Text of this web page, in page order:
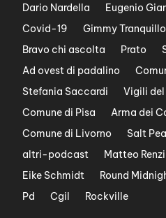
Dario Nardella
Eugenio
Covid-19
Gimmy Tranquillo
Bravo chi ascolta
Prato
Ad ovest di padalino
Stefania Saccardi
Vigili
Comune di Pisa
Arma dei
Comune di Livorno
Salt
altri-podcast
Matteo Renzi
Eike Schmidt
Round
Pd
Cgil Rockville